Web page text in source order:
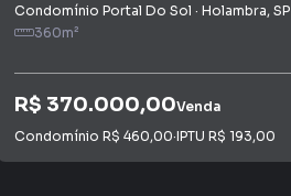
Condomínio Portal Do Sol · Holambra, SP
360m²
R$ 370.000,00Venda
Condomínio R$ 460,00·IPTU R$ 193,00